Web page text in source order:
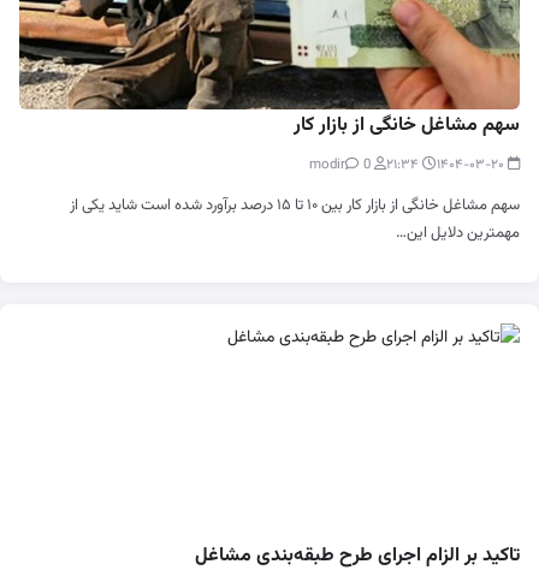
سهم مشاغل خانگی از بازار کار
0
سهم مشاغل خانگی از بازار کار بین ۱۰ تا ۱۵ درصد برآورد شده است شاید یکی از
مهمترین دلایل این…
تاکید بر الزام اجرای طرح طبقه‌بندی مشاغل